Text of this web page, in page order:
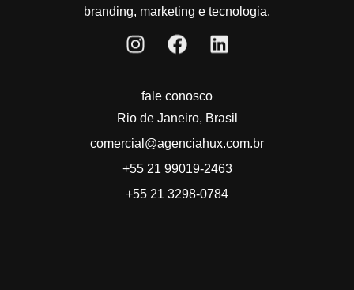
branding, marketing e tecnologia.
fale conosco
Rio de Janeiro, Brasil
comercial@agenciahux.com.br
+55 21 99019-2463
+55 21 3298-0784